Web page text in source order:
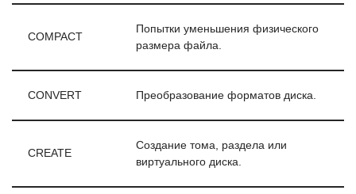
COMPACT
Попытки уменьшения физического
размера файла.
CONVERT Преобразование форматов диска.
CREATE
Создание тома, раздела или
виртуального диска.